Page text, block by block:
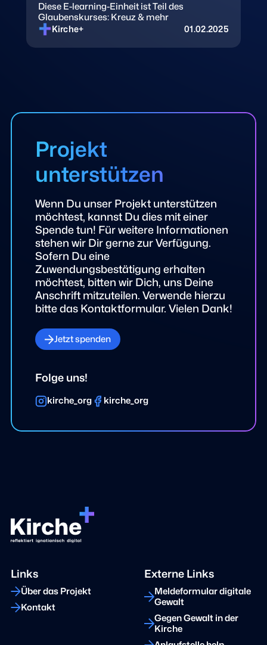
Diese E-learning-Einheit ist Teil des
Glaubenskurses: Kreuz & mehr
Kirche+
01.02.2025
Projekt
unterstützen
Wenn Du unser Projekt unterstützen
möchtest, kannst Du dies mit einer
Spende tun! Für weitere Informationen
stehen wir Dir gerne zur Verfügung.
Sofern Du eine
Zuwendungsbestätigung erhalten
möchtest, bitten wir Dich, uns Deine
Anschrift mitzuteilen. Verwende hierzu
bitte das Kontaktformular. Vielen Dank!
Jetzt spenden
Folge uns!
kirche_org kirche_org
Links
Über das Projekt
Kontakt
Externe Links
Meldeformular digitale
Gewalt
Gegen Gewalt in der
Kirche